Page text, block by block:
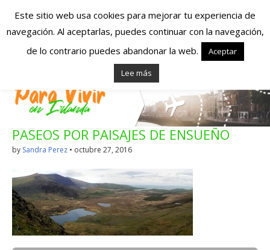
Españoles en
Irlanda – Vivir en
Irlanda – Trabajo
en Irlanda –
Alojamiento en
Irlanda
Blog dedicado a los que viven, estudian y trabajan en
Irlanda!
PASEOS POR PAISAJES DE ENSUEÑO
by Sandra Perez • octubre 27, 2016
Este sitio web usa cookies para mejorar tu experiencia de
navegación. Al aceptarlas, puedes continuar con la navegación,
de lo contrario puedes abandonar la web.
Aceptar
Lee más